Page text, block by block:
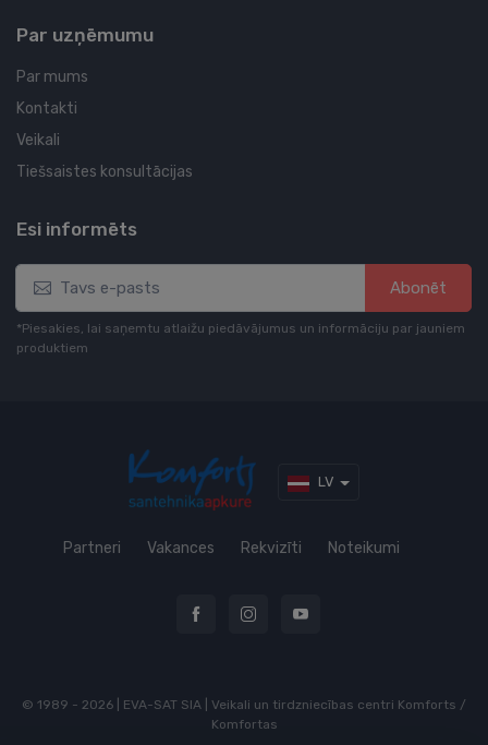
Par uzņēmumu
Par mums
Kontakti
Veikali
Tiešsaistes konsultācijas
Esi informēts
Abonēt
*Piesakies, lai saņemtu atlaižu piedāvājumus un informāciju par jauniem
produktiem
LV
Partneri Vakances Rekvizīti Noteikumi
© 1989 - 2026 | EVA-SAT SIA | Veikali un tirdzniecības centri Komforts /
Komfortas